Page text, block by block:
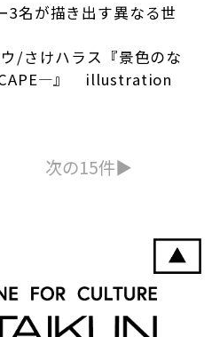
3名が描き出す異なる世
/さけハラス『景色のな
』 illustration
次の15件▶︎